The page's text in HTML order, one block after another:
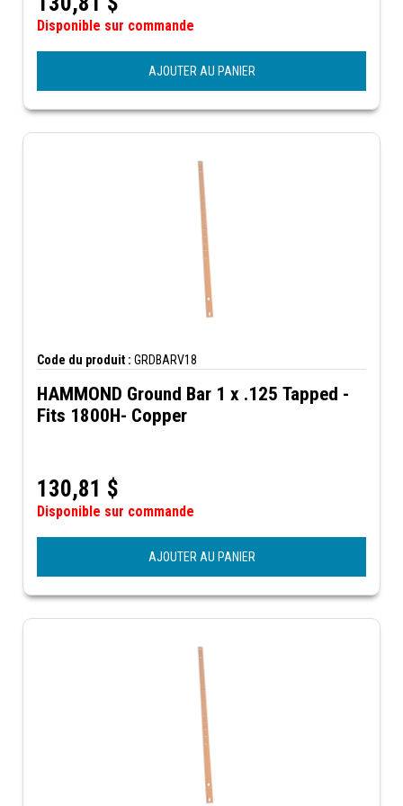
Disponible sur commande
AJOUTER AU PANIER
Code du produit : GRDBARV18
HAMMOND Ground Bar 1 x .125 Tapped -
Fits 1800H- Copper
130,81 $
Disponible sur commande
AJOUTER AU PANIER